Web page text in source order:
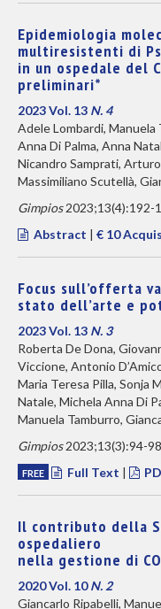
Epidemiologia
multiresistenti di
in un ospedale del
preliminari*
2023 Vol. 13 N. 4
Adele Lombardi, Manuela
Anna Di Palma, Anna
Nicandro Samprati,
Massimiliano Scutellà,
Gimpios2023;13(4):192-
Abstract | € 10
Focus sull’offerta
stato dell’arte e
2023 Vol. 13 N. 3
Roberta De Dona,
Viccione, Antonio
Maria Teresa Pilla, Sonja
Natale, Michela Anna Di
Manuela Tamburro,
Gimpios2023;13(3):94-
FREE Full Text |
Il contributo della
ospedaliero
nella gestione di
2020 Vol. 10N. 2
Giancarlo Ripabelli,